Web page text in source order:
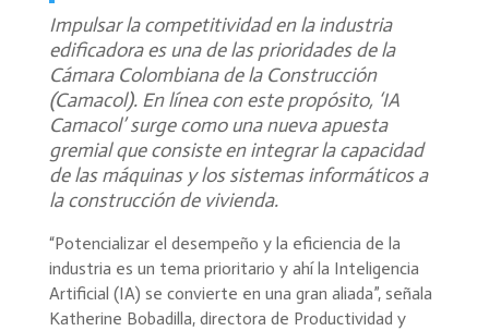
Impulsar la competitividad en la industria
edificadora es una de las prioridades de la
Cámara Colombiana de la Construcción
(Camacol). En línea con este propósito, ‘IA
Camacol’ surge como una nueva apuesta
gremial que consiste en integrar la capacidad
de las máquinas y los sistemas informáticos a
la construcción de vivienda.
“Potencializar el desempeño y la eficiencia de la
industria es un tema prioritario y ahí la Inteligencia
Artificial (IA) se convierte en una gran aliada”, señala
Katherine Bobadilla, directora de Productividad y